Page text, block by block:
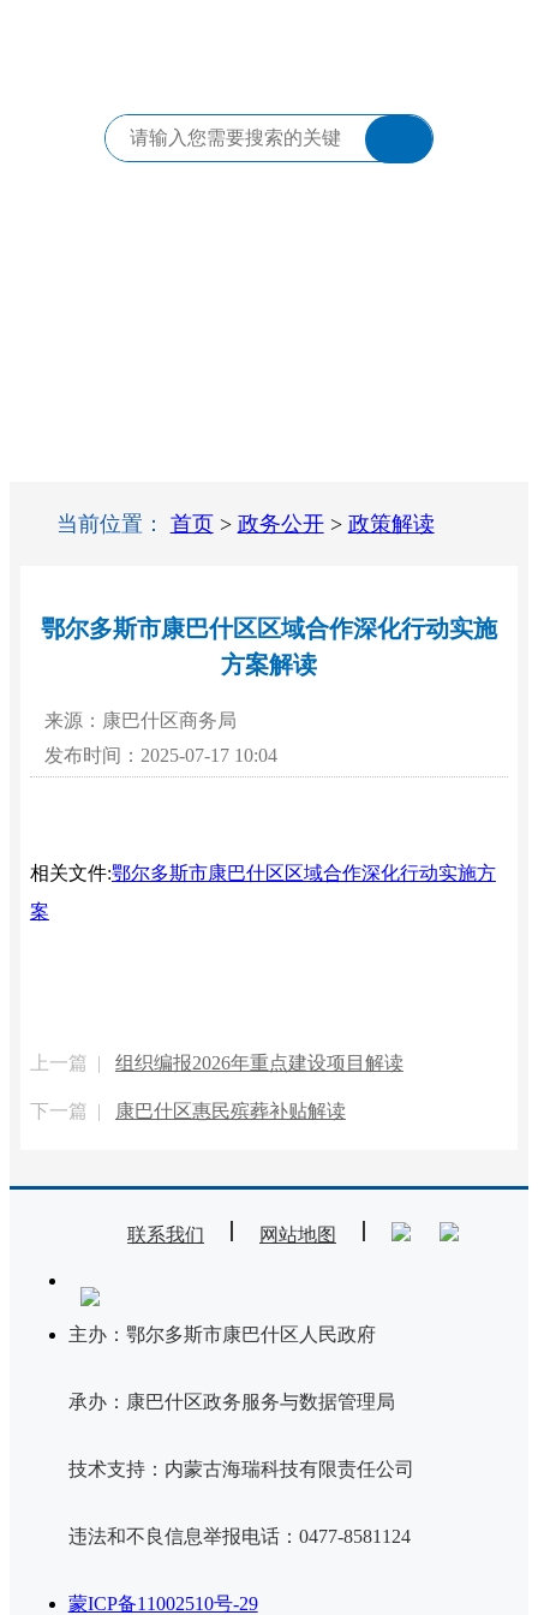
当前位置： 首页 > 政务公开> 政策解读
鄂尔多斯市康巴什区区域合作深化行动实施
方案解读
来源：康巴什区商务局
发布时间：2025-07-17 10:04
相关文件:鄂尔多斯市康巴什区区域合作深化行动实施方
案
上一篇 | 组织编报2026年重点建设项目解读
下一篇 | 康巴什区惠民殡葬补贴解读
联系我们 网站地图
主办：鄂尔多斯市康巴什区人民政府
承办：康巴什区政务服务与数据管理局
技术支持：内蒙古海瑞科技有限责任公司
违法和不良信息举报电话：0477-8581124
蒙ICP备11002510号-29